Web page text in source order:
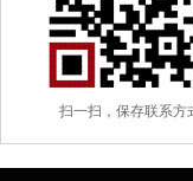
扫一扫，保存联系方